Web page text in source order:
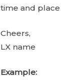
time and
Cheers,
LX name
Example: